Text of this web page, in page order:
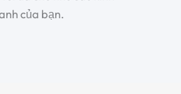
của bạn.